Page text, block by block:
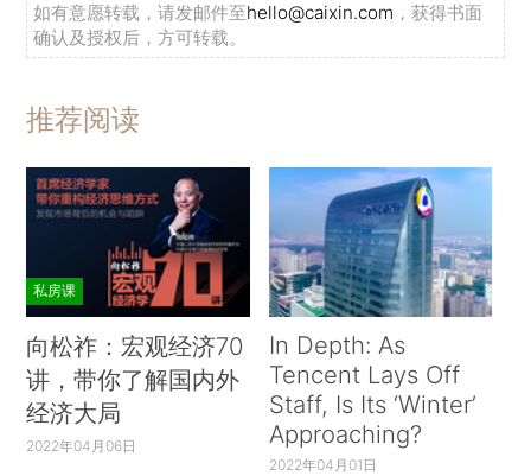
如有意愿转载，请发邮件至hello@caixin.com ，获得书面
确认及授权后，方可转载。
推荐阅读
私房课
向松祚：宏观经济70
讲，带你了解国内外
经济大局
2022年04月06日
In Depth: As
Tencent Lays Off
Staff, Is Its ‘Winter’
Approaching?
2022年04月01日